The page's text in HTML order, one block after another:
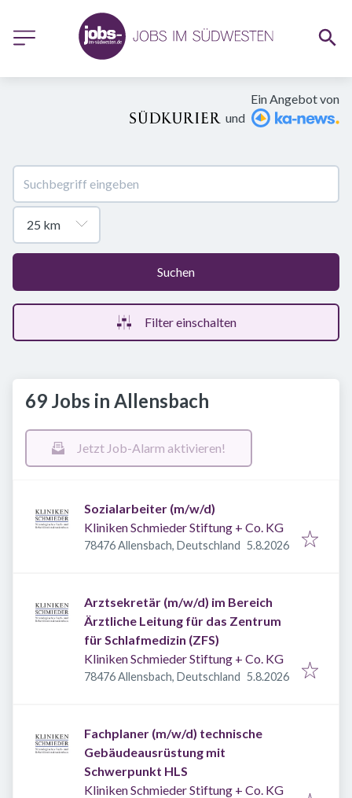
Ein Angebot von
und
Suchen
Filter einschalten
69 Jobs in Allensbach
Jetzt Job-Alarm aktivieren!
Sozialarbeiter (m/w/d)
Kliniken Schmieder Stiftung + Co. KG
78476 Allensbach, Deutschland Veröffentlicht
5.8.2026
Arztsekretär (m/w/d) im Bereich
Ärztliche Leitung für das Zentrum
für Schlafmedizin (ZFS)
Kliniken Schmieder Stiftung + Co. KG
78476 Allensbach, Deutschland Veröffentlicht
5.8.2026
Fachplaner (m/w/d) technische
Gebäudeausrüstung mit
Schwerpunkt HLS
Kliniken Schmieder Stiftung + Co. KG